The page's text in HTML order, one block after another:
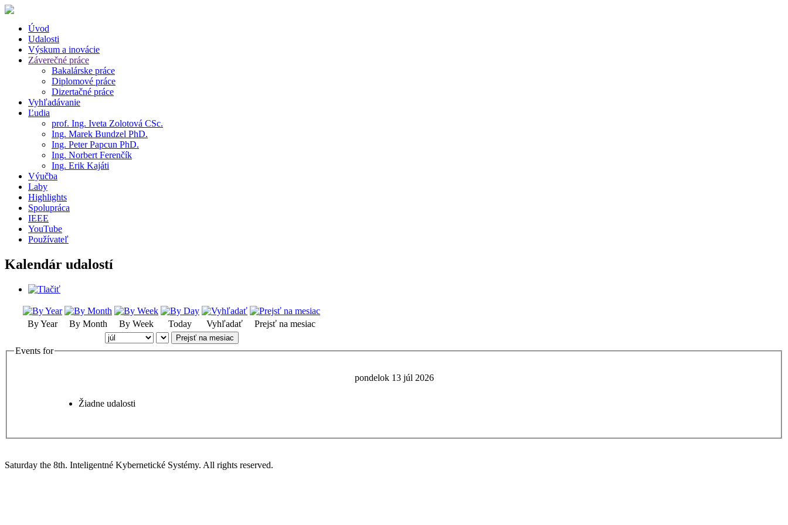
Úvod
Udalosti
Výskum a inovácie
Záverečné práce
Bakalárske práce
Diplomové práce
Dizertačné práce
Vyhľadávanie
Ľudia
prof. Ing. Iveta Zolotová CSc.
Ing. Marek Bundzel PhD.
Ing. Peter Papcun PhD.
Ing. Norbert Ferenčík
Ing. Erik Kajáti
Výučba
Laby
Highlights
Spolupráca
IEEE
YouTube
Používateľ
Kalendár udalostí
By Year By Month By Week Today Vyhľadať Prejsť na mesiac
Prejsť na mesiac
Events for
pondelok 13 júl 2026
Žiadne udalosti
Saturday the 8th. Inteligentné Kybernetické Systémy. All rights reserved.